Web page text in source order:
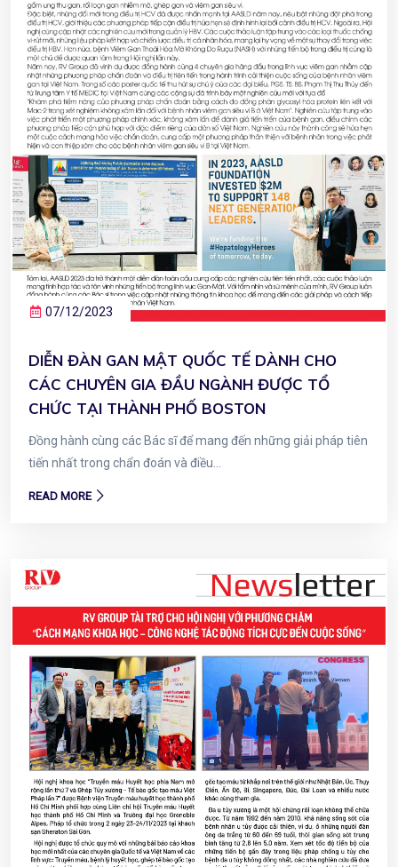
07/12/2023
DIỄN ĐÀN GAN MẬT QUỐC TẾ DÀNH CHO
CÁC CHUYÊN GIA ĐẦU NGÀNH ĐƯỢC TỔ
CHỨC TẠI THÀNH PHỐ BOSTON
Đồng hành cùng các Bác sĩ để mang đến những giải pháp tiên
tiến nhất trong chẩn đoán và điều...
READ MORE